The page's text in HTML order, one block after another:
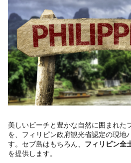
美しいビーチと豊かな自然に囲まれた
を、フィリピン政府観光省認定の現地
す。セブ島はもちろん、 フィリピン全
を提供します。